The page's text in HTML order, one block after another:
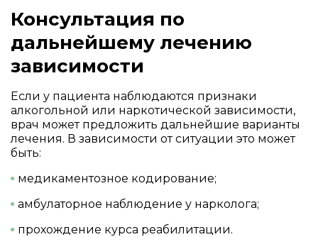
Консультация по
дальнейшему лечению
зависимости
Если у пациента наблюдаются признаки
алкогольной или наркотической зависимости,
врач может предложить дальнейшие варианты
лечения. В зависимости от ситуации это может
быть:
медикаментозное кодирование;
амбулаторное наблюдение у нарколога;
прохождение курса реабилитации.